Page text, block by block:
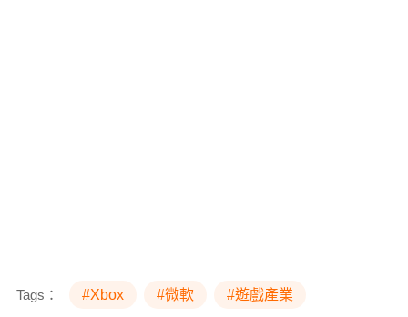
Tags： #Xbox #微軟 #遊戲產業